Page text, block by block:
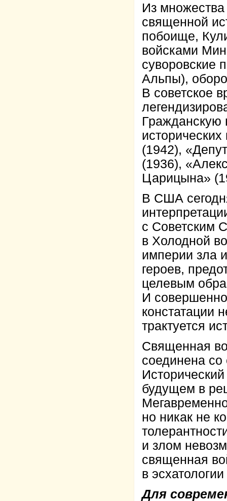
Из
священной
побоище,
войсками
суворовские
Альпы),
В советское
Гражданскую
(1942),
(1936),
Царицына»
В США
с Советским
в Холодной
империи зла
героев,
целевым
И
констатации
трактуется
Священная
соединена со
будущем в
но никак не
и злом
священная
в
Для